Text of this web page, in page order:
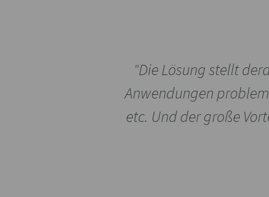
"Die Lösung stellt
Anwendungen
etc. Und der große